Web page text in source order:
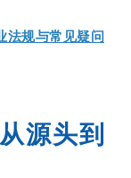
法规与常见疑问
源头到